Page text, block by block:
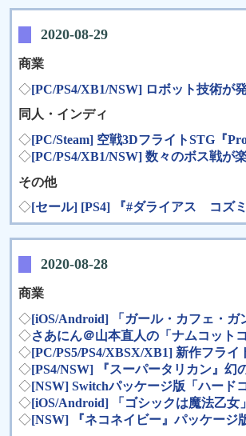
2020-08-29
商業
◇[PC/PS4/XB1/NSW] ロボット技術が
同人・インディ
◇[PC/Steam] 空戦3DフライトSTG『
◇[PC/PS4/XB1/NSW] 数々のボス戦が
その他
◇[セール] [PS4] 『#ダライアス コズ
2020-08-28
商業
◇[iOS/Android] 「ガール・カフェ・
◇さあにん＠山本直人の「ナムコット
◇[PC/PS5/PS4/XBSX/XB1] 新作フラ
◇[PS4/NSW] 『スーパータリカン』
◇[NSW] Switchパッケージ版「ハード
◇[iOS/Android] 「ゴシックは魔法乙女
◇[NSW] 『ネコネイビー』パッケージ